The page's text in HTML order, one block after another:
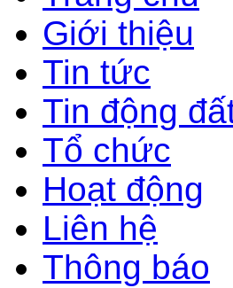
Giới thiệu
Tin tức
Tin động
Tổ chức
Hoạt động
Liên hệ
Thông báo